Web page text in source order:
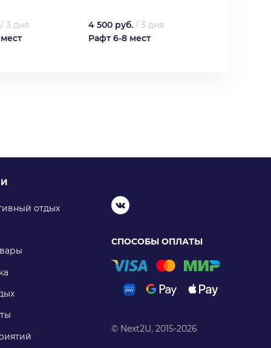
/ 3 дня
4 500 руб. / 3 дня
Рафт 6-8 мест
отдых
СПОСОБЫ ОПЛАТЫ
© Next2U, 2015-2026